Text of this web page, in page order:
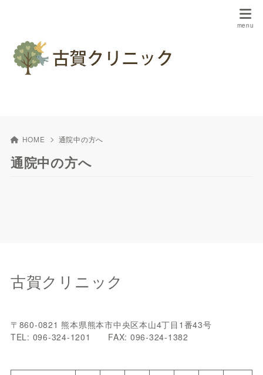
HOME 通院中の方へ
通院中の方へ
古賀クリニック
〒860-0821 熊本県熊本市中央区本山4丁目1番43号
TEL: 096-324-1201 FAX: 096-324-1382